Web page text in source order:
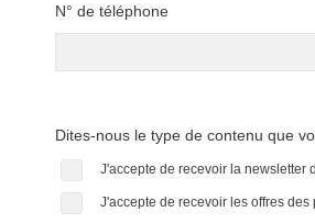
N° de téléphone
Dites-nous le type de contenu que
J'accepte de recevoir la newsletter
J'accepte de recevoir les offres